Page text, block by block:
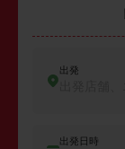
出発
出発日時